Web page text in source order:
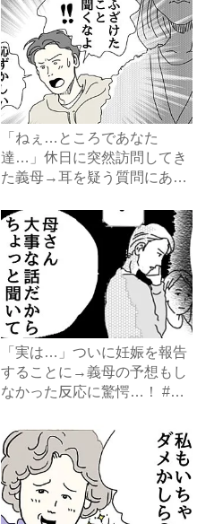
「ねぇ…ところであなた
達…」休日に突然訪問してき
た義母→耳を疑う質問にあ
「実は…」ついに妊娠を報告
することに→義母の予想もし
なかった反応に驚愕…！ #